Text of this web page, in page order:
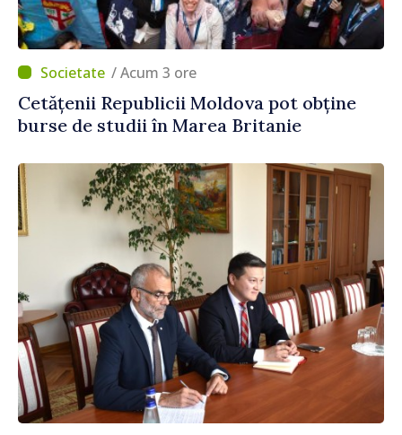
/ Acum 3 ore
Cetățenii Republicii Moldova pot obține
burse de studii în Marea Britanie